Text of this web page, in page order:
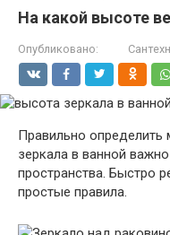
На какой высоте
Опубликовано:
Правильно определить
зеркала в ванной
пространства. Быстро
простые правила.